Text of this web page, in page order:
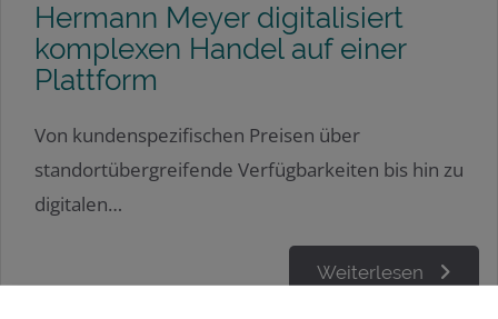
Hermann Meyer digitalisiert
komplexen Handel auf einer
Plattform
Von kundenspezifischen Preisen über
standortübergreifende Verfügbarkeiten bis hin zu
digitalen…
Weiterlesen